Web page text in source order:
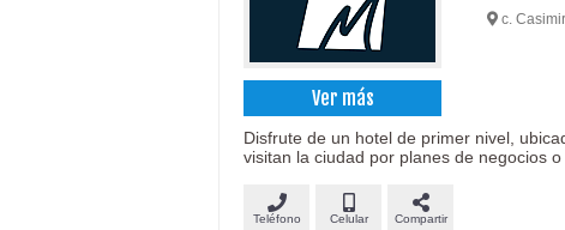
Ver más
c.
Disfrute de un hotel de primer nivel,
visitan la ciudad por planes de negocios o
Teléfono Celular Compartir